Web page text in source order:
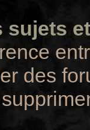
sujets
des